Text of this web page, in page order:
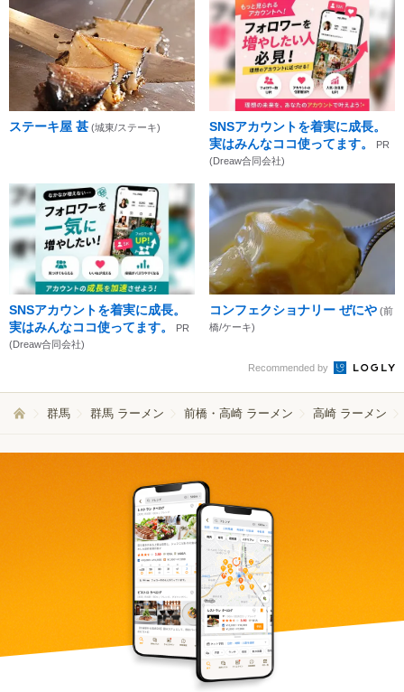
ステーキ屋 甚 (城東/ステーキ)
SNSアカウントを着実に成長。
実はみんなココ使ってます。
PR
(Dreaw合同会社)
SNSアカウントを着実に成長。
実はみんなココ使ってます。
PR
(Dreaw合同会社)
コンフェクショナリー ぜにや (前
橋/ケーキ)
Recommended by
群馬 群馬 ラーメン 前橋・高崎 ラーメン 高崎 ラーメン